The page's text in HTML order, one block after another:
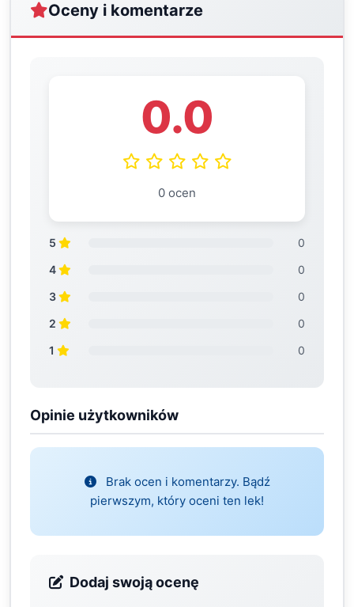
Oceny i komentarze
0.0
0 ocen
5
0
4
0
3
0
2
0
1
0
Opinie użytkowników
Brak ocen i komentarzy. Bądź
pierwszym, który oceni ten lek!
Dodaj swoją ocenę